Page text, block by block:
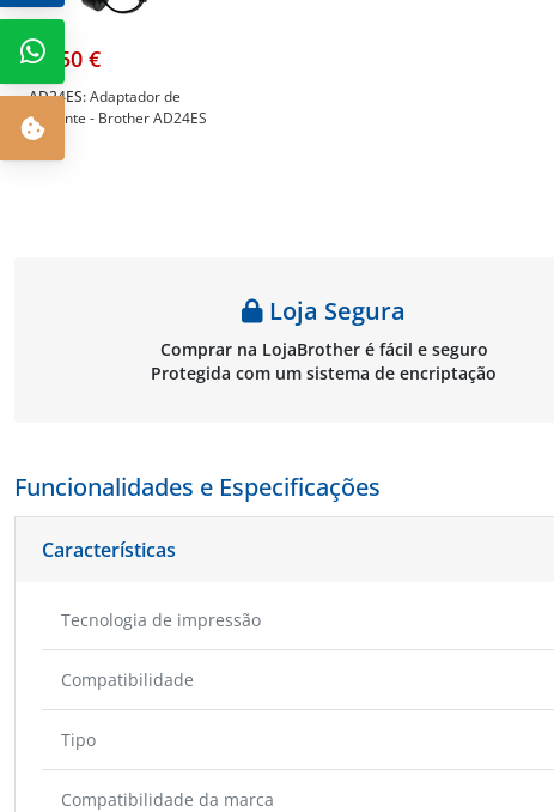
14,50 €
AD24ES:Adaptador de
corrente - Brother AD24ES
Loja Segura
Comprar na LojaBrother é fácil e seguro
Protegida com um sistema de encriptação
Funcionalidades e Especificações
Características
Tecnologia de impressão
Compatibilidade
Tipo
Compatibilidade da marca